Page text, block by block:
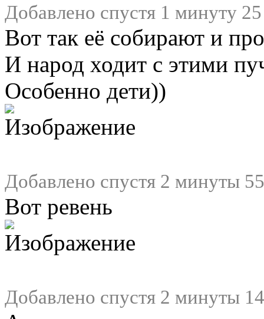
Добавлено спустя 1 минуту
Вот так её собирают и
И народ ходит с этими
Особенно дети))
Добавлено спустя 2 минуты
Вот ревень
Добавлено спустя 2 минуты